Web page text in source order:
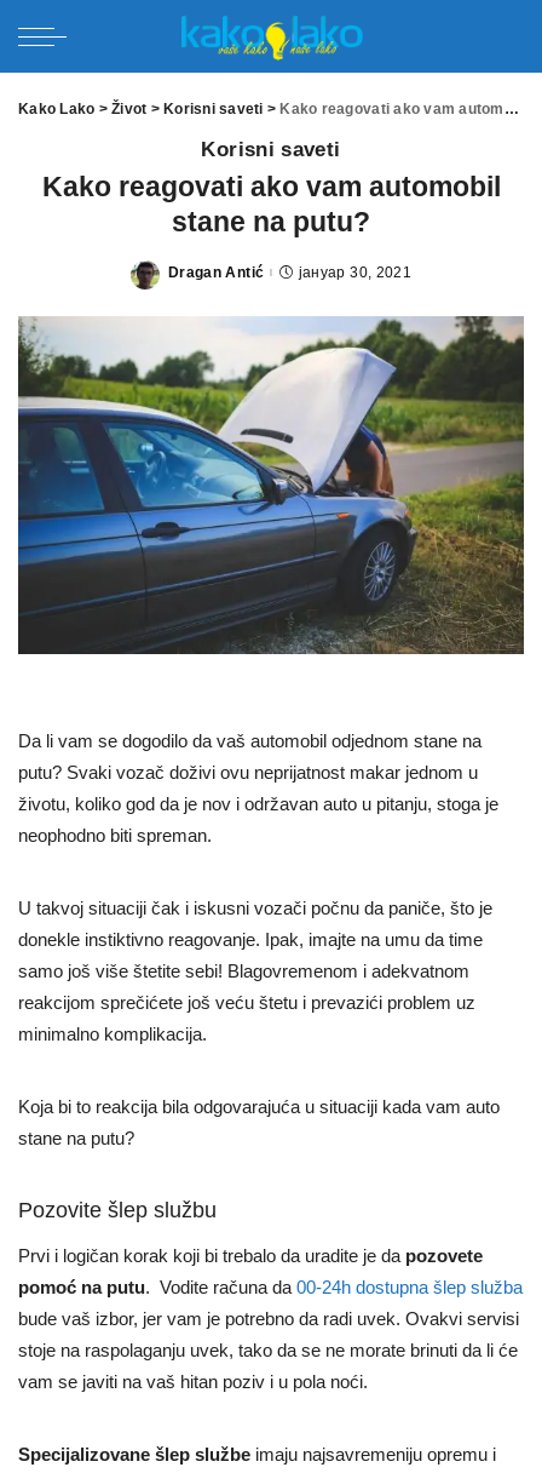
Kako Lako >Život > Korisni saveti > Kako reagovati ako vam automobil stane na putu?
Korisni saveti
Kako reagovati ako vam automobil
stane na putu?
Posted
Dragan Antić јануар 30, 2021
Da li vam se dogodilo da vaš automobil odjednom stane na
putu? Svaki vozač doživi ovu neprijatnost makar jednom u
životu, koliko god da je nov i održavan auto u pitanju, stoga je
neophodno biti spreman.
U takvoj situaciji čak i iskusni vozači počnu da paniče, što je
donekle instiktivno reagovanje. Ipak, imajte na umu da time
samo još više štetite sebi! Blagovremenom i adekvatnom
reakcijom sprečićete još veću štetu i prevazići problem uz
minimalno komplikacija.
Koja bi to reakcija bila odgovarajuća u situaciji kada vam auto
stane na putu?
Pozovite šlep službu
Prvi i logičan korak koji bi trebalo da uradite je da pozovete
pomoć na putu. Vodite računa da 00-24h dostupna šlep služba
bude vaš izbor, jer vam je potrebno da radi uvek. Ovakvi servisi
stoje na raspolaganju uvek, tako da se ne morate brinuti da li će
vam se javiti na vaš hitan poziv i u pola noći.
Specijalizovane šlep službe imaju najsavremeniju opremu i